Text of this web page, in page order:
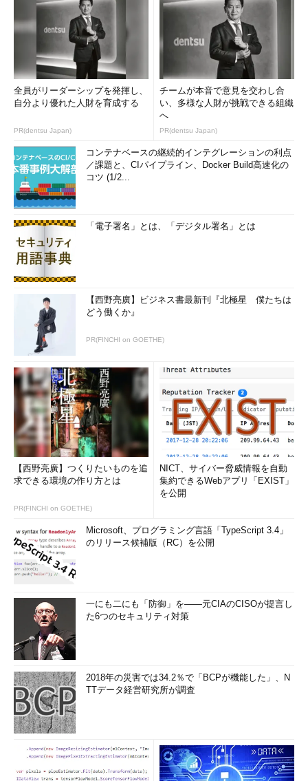
全員がリーダーシップを発揮し、
自分より優れた人財を育成する
PR(dentsu Japan)
チームが本音で意見を交わし合
い、多様な人財が挑戦できる組織
へ
PR(dentsu Japan)
コンテナベースの継続的インテグレーションの利点
／課題と、CIパイプライン、Docker Build高速化の
コツ (1/2...
「電子署名」とは、「デジタル署名」とは
【西野亮廣】ビジネス書最新刊『北極星 僕たちは
どう働くか』
PR(FINCHI on GOETHE)
【西野亮廣】つくりたいものを追
求できる環境の作り方とは
PR(FINCHI on GOETHE)
NICT、サイバー脅威情報を自動
集約できるWebアプリ「EXIST」
を公開
Microsoft、プログラミング言語「TypeScript 3.4」
のリリース候補版（RC）を公開
一にも二にも「防御」を――元CIAのCISOが提言し
た6つのセキュリティ対策
2018年の災害では34.2％で「BCPが機能した」、N
TTデータ経営研究所が調査